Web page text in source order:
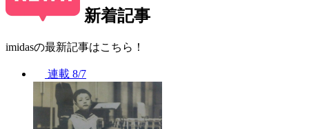
新着記事
imidasの最新記事はこちら！
連載 8/7